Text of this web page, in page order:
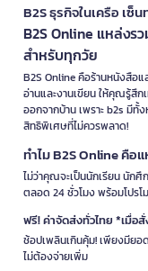
B2S ธุรกิจในเครือ เซ็
B2S Online แหล่งร
สำหรับทุกวัย
B2S Online คือร้านหนังสือ
อ่านและงานเขียน ให้คุณรู้สึ
ออกจากบ้าน เพราะ b2s มี
สิทธิพิเศษที่ไม่ควรพลาด!
ทำไม B2S Online คื
ไม่ว่าคุณจะเป็นนักเรียน นัก
ตลอด 24 ชั่วโมง พร้อมโปร
ฟรี! ค่าจัดส่งทั่วไทย *เมื่
ช้อปเพลินเกินคุ้ม! เพียงมีย
ไม่ต้องจ่ายเพิ่ม